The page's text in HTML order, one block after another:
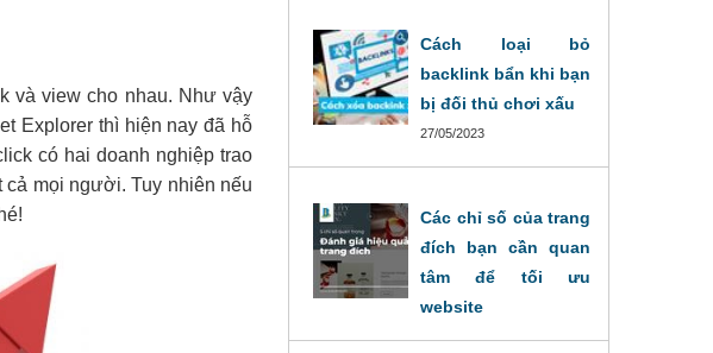
và view cho nhau. Như vậy
Explorer thì hiện nay đã hỗ
có hai doanh nghiệp trao
mọi người. Tuy nhiên nếu
Cách loại bỏ
backlink bẩn khi bạn
bị đối thủ chơi xấu
27/05/2023
Các chỉ số của trang
đích bạn cần quan
tâm để tối ưu
website